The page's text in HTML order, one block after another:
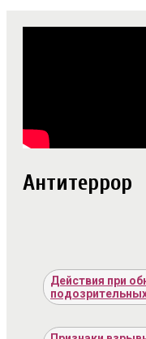
Антитеррор
Действия при